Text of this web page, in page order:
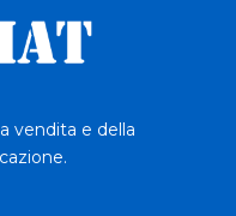
vendita e della